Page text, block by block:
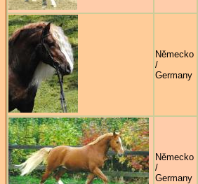
Německo
/
Germany
Německo
/
Germany